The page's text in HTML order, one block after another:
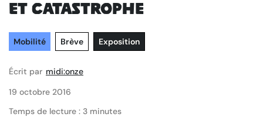
et catastrophe
Mobilité Brève Exposition
Écrit par midi:onze
19 octobre 2016
Temps de lecture : 3 minutes